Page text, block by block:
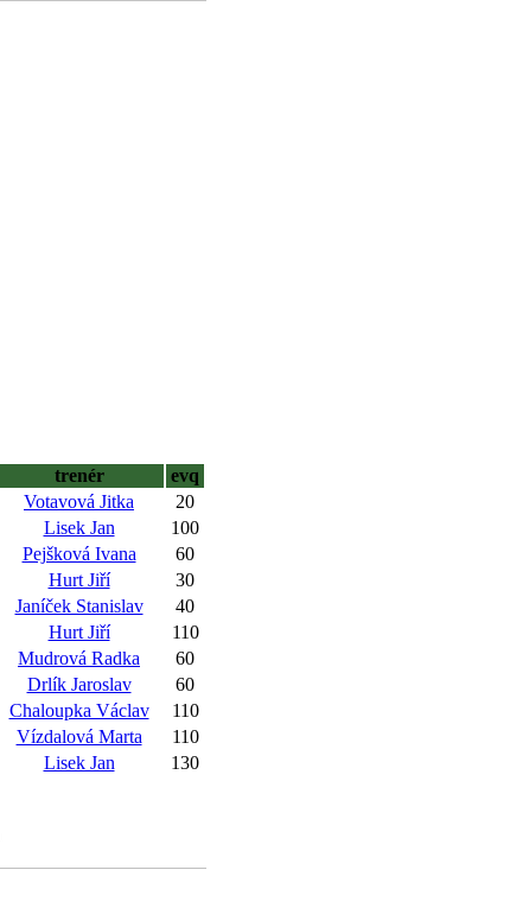
trenér
evq
Votavová Jitka
20
Lisek Jan
100
Pejšková Ivana
60
Hurt Jiří
30
Janíček Stanislav
40
Hurt Jiří
110
Mudrová Radka
60
Drlík Jaroslav
60
Chaloupka Václav
110
Vízdalová Marta
110
Lisek Jan
130